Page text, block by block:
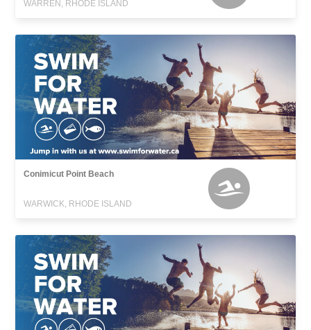
WARREN, RHODE ISLAND
Conimicut Point Beach
WARWICK, RHODE ISLAND